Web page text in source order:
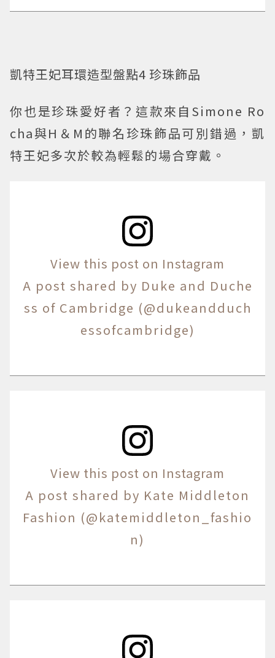
凱特王妃耳環造型盤點4 珍珠飾品
你也是珍珠愛好者？這款來自Simone Ro
cha與H＆M的聯名珍珠飾品可別錯過，凱
特王妃多次於較為輕鬆的場合穿戴。
View this post on Instagram
A post shared by Duke and Duche
ss of Cambridge (@dukeandduch
essofcambridge)
View this post on Instagram
A post shared by Kate Middleton
Fashion (@katemiddleton_fashio
n)